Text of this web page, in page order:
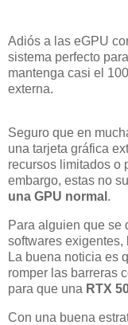
Adiós a las eGPU
sistema perfecto
mantenga casi el
externa.
Seguro que en
una tarjeta gráfica
recursos limitados o
embargo, estas no
una GPU normal .
Para alguien que se
softwares exigentes,
La buena noticia es
romper las barreras
para que una RTX
Con una buena